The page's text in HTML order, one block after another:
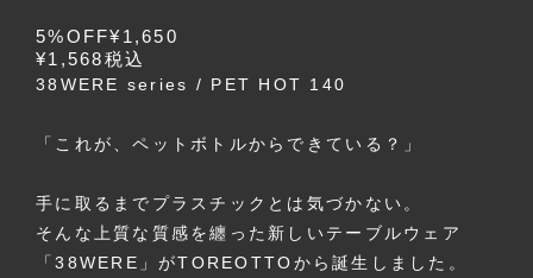
5%OFF¥1,650
¥1,568税込
38WERE series / PET HOT 140
「これが、ペットボトルからできている？」
手に取るまでプラスチックとは気づかない。
そんな上質な質感を纏った新しいテーブルウェア
「38WERE」がTOREOTTOから誕生しました。